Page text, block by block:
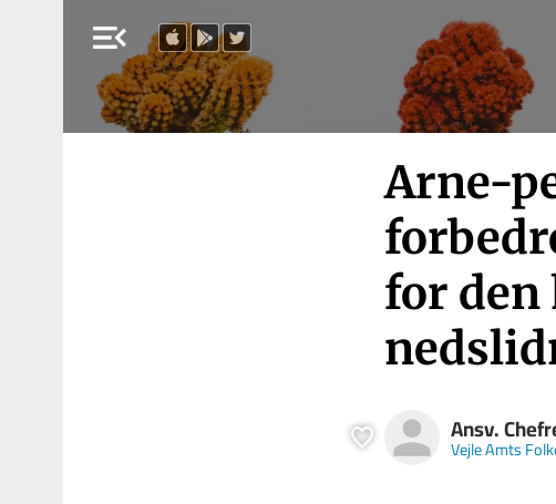
menu_open
Arne-
for den
Ansv.
Vejle Amts